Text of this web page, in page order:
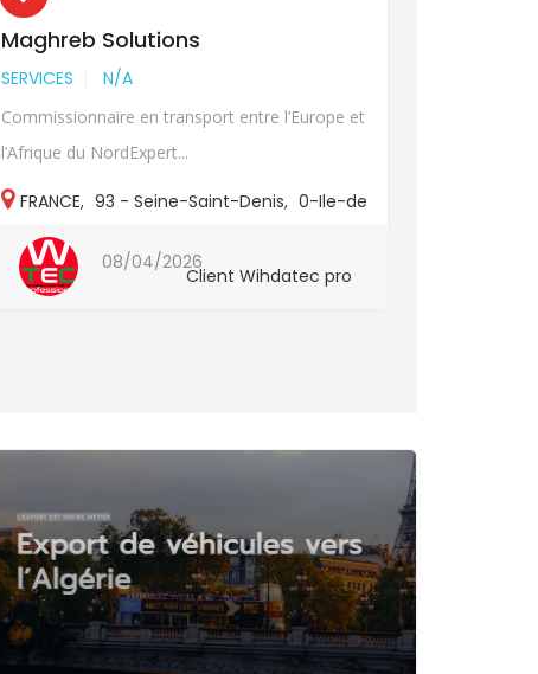
Maghreb Solutions
SERVICES N/A
Commissionnaire en transport entre l’Europe et
l’Afrique du NordExpert...
FRANCE, 93 - Seine-Saint-Denis, 0-Ile-de
France,
Client Wihdatec pro
08/04/2026